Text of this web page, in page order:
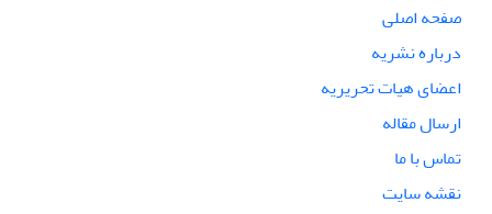
صفحه اصلی
درباره نشریه
اعضای هیات تحریریه
ارسال مقاله
تماس با ما
نقشه سایت